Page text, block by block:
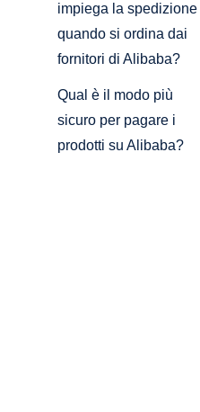
impiega la spedizione
quando si ordina dai
fornitori di Alibaba?
Qual è il modo più
sicuro per pagare i
prodotti su Alibaba?